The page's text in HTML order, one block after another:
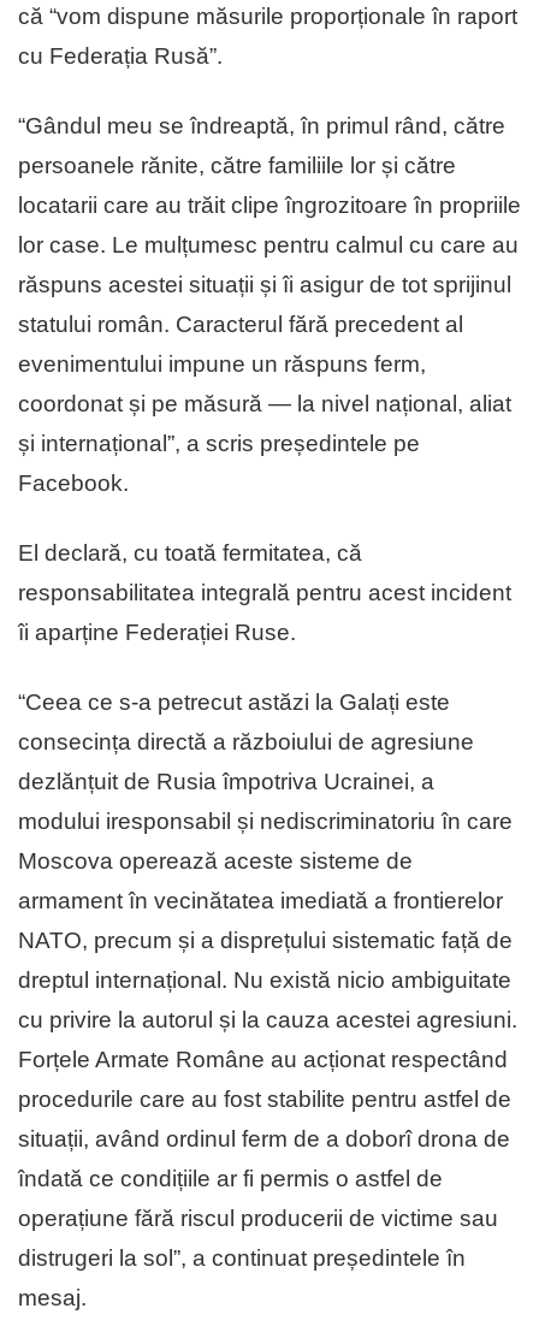
că “vom dispune măsurile proporționale în raport
cu Federația Rusă”.
“Gândul meu se îndreaptă, în primul rând, către
persoanele rănite, către familiile lor și către
locatarii care au trăit clipe îngrozitoare în propriile
lor case. Le mulțumesc pentru calmul cu care au
răspuns acestei situații și îi asigur de tot sprijinul
statului român. Caracterul fără precedent al
evenimentului impune un răspuns ferm,
coordonat și pe măsură — la nivel național, aliat
și internațional”, a scris președintele pe
Facebook.
El declară, cu toată fermitatea, că
responsabilitatea integrală pentru acest incident
îi aparține Federației Ruse.
“Ceea ce s-a petrecut astăzi la Galați este
consecința directă a războiului de agresiune
dezlănțuit de Rusia împotriva Ucrainei, a
modului iresponsabil și nediscriminatoriu în care
Moscova operează aceste sisteme de
armament în vecinătatea imediată a frontierelor
NATO, precum și a disprețului sistematic față de
dreptul internațional. Nu există nicio ambiguitate
cu privire la autorul și la cauza acestei agresiuni.
Forțele Armate Române au acționat respectând
procedurile care au fost stabilite pentru astfel de
situații, având ordinul ferm de a doborî drona de
îndată ce condițiile ar fi permis o astfel de
operațiune fără riscul producerii de victime sau
distrugeri la sol”, a continuat președintele în
mesaj.